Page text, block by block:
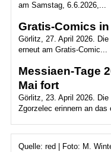
am Samstag, 6.6.2026,...
Gratis-Comics
Görlitz, 27. April 2026.
erneut am Gratis-Comic...
Messiaen-Tage
Mai fort
Görlitz, 23. April 2026.
Zgorzelec erinnern an das
Quelle: red | Foto: M.